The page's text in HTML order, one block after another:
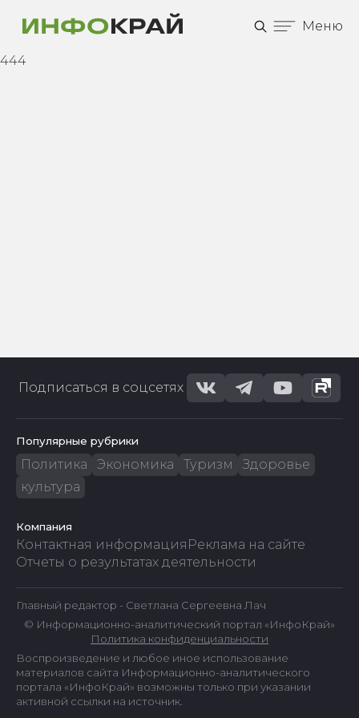
Меню
444
Подписаться в соцсетях
Популярные рубрики
Политика Экономика Туризм
Здоровье
культура
Компания
Контактная информация Реклама на сайте
Отчеты о результатах деятельности
Главный редактор - Светлана Сергеевна Лач
© Информационно-аналитический портал «ИнфоКрай»
Политика конфиденциальности
Воспроизведение и любое иное использование
материалов сайта Информационно-аналитического
портала «ИнфоКрай» возможны только при указании
активной ссылки на источник.